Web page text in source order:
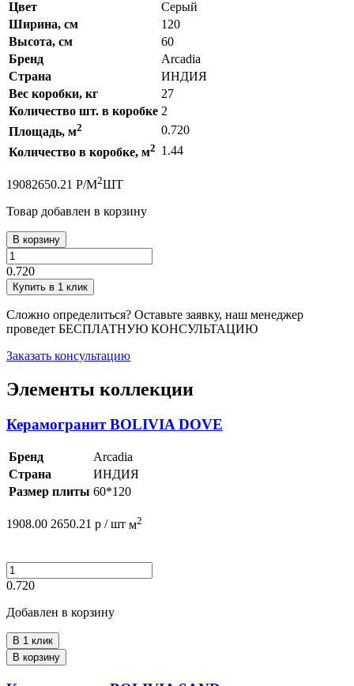
Цвет
Серый
Ширина, см
120
Высота, см
60
Бренд
Arcadia
Страна
ИНДИЯ
Вес коробки, кг
27
Количество шт. в коробке 2
Площадь, м2
0.720
Количество в коробке, м2 1.44
19082650.21 Р/М2ШТ
Товар добавлен в корзину
В корзину
0.720
Купить в 1 клик
Сложно определиться? Оставьте заявку, наш менеджер
проведет БЕСПЛАТНУЮ КОНСУЛЬТАЦИЮ
Заказать консультацию
Элементы коллекции
Керамогранит BOLIVIA DOVE
Бренд
Arcadia
Страна
ИНДИЯ
Размер плиты 60*120
1908.00 2650.21 р / шт м2
0.720
Добавлен в корзину
В 1 клик
В корзину